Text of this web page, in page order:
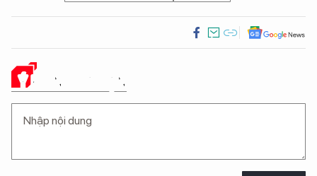
Ý KIẾN CỦA BẠN